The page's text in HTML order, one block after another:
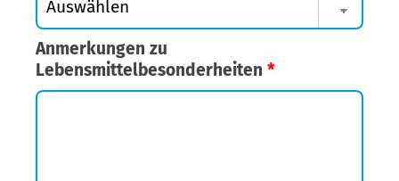
Anmerkungen zu
Lebensmittelbesonderheiten *